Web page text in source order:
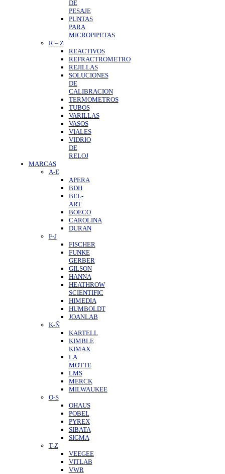
DE
PESAJE
PUNTAS
PARA
MICROPIPETAS
R – Z
REACTIVOS
REFRACTROMETRO
REJILLAS
SOLUCIONES
DE
CALIBRACION
TERMOMETROS
TUBOS
VARILLAS
VASOS
VIALES
VIDRIO
DE
RELOJ
MARCAS
A-E
APERA
BDH
BEL-
ART
BOECO
CAROLINA
DURAN
F-J
FISCHER
FUNKE
GERBER
GILSON
HANNA
HEATHROW
SCIENTIFIC
HIMEDIA
HUMBOLDT
JOANLAB
K-Ñ
KARTELL
KIMBLE
KIMAX
LA
MOTTE
LMS
MERCK
MILWAUKEE
O-S
OHAUS
POBEL
PYREX
SIBATA
SIGMA
T-Z
VEEGEE
VITLAB
VWR